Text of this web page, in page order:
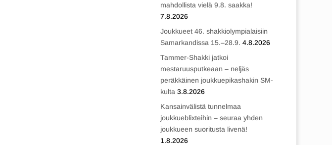
mahdollista vielä 9.8. saakka!
7.8.2026
Joukkueet 46. shakkiolympialaisiin
Samarkandissa 15.–28.9. 4.8.2026
Tammer-Shakki jatkoi
mestaruusputkeaan – neljäs
peräkkäinen joukkuepikashakin SM-
kulta 3.8.2026
Kansainvälistä tunnelmaa
joukkueblixteihin – seuraa yhden
joukkueen suoritusta livenä!
1.8.2026